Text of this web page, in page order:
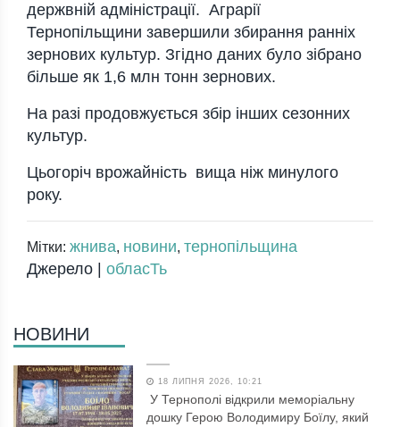
держвній адміністрації. Аграрії
Тернопільщини завершили збирання ранніх
зернових культур. Згідно даних було зібрано
більше як 1,6 млн тонн зернових.
На разі продовжується збір інших сезонних
культур.
Цьогоріч врожайність вища ніж минулого
року.
Мітки: жнива, новини, тернопільщина
Джерело | обласТь
НОВИНИ
18 ЛИПНЯ 2026, 10:21
У Тернополі відкрили меморіальну
дошку Герою Володимиру Боїлу, який